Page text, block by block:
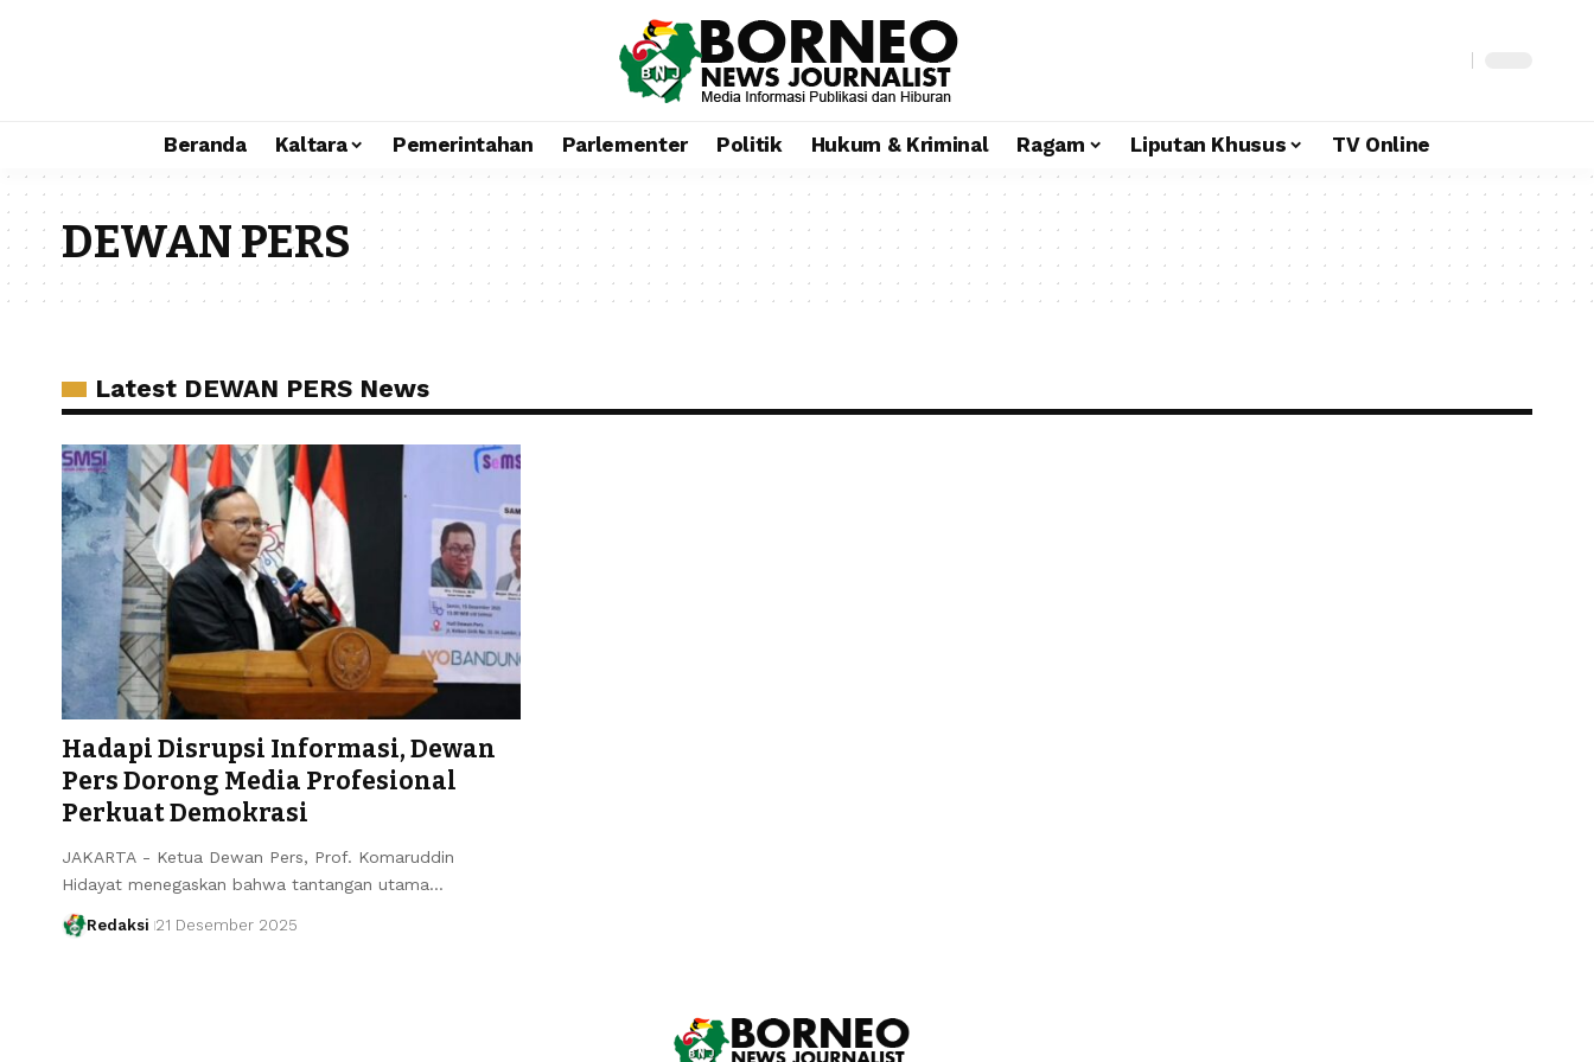
Beranda Kaltara Pemerintahan Parlementer Politik Hukum & Kriminal Ragam Liputan Khusus TV Online
DEWAN PERS
Latest DEWAN PERS News
Hadapi Disrupsi Informasi, Dewan
Pers Dorong Media Profesional
Perkuat Demokrasi
JAKARTA - Ketua Dewan Pers, Prof. Komaruddin
Hidayat menegaskan bahwa tantangan utama…
Redaksi 21 Desember 2025